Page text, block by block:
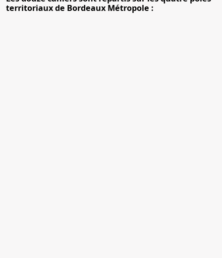
territoriaux de Bordeaux Métropole :